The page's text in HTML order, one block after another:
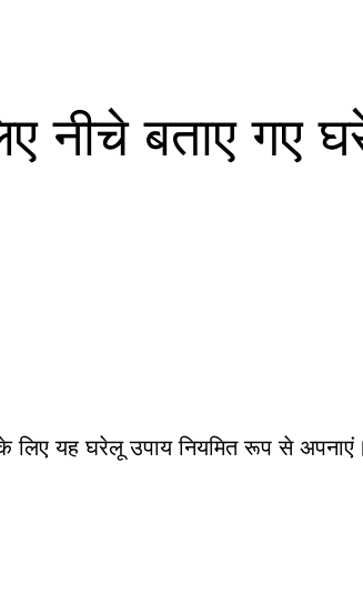
नीचे बताए गए
यह घरेलू उपाय नियमित रूप से अपनाएं।